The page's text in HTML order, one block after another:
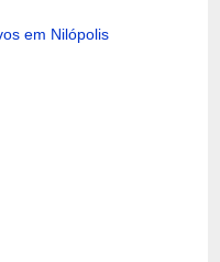
em Nilópolis